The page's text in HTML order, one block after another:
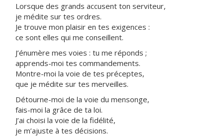
Lorsque des grands accusent ton serviteur,
je médite sur tes ordres.
Je trouve mon plaisir en tes exigences :
ce sont elles qui me conseillent.
J’énumère mes voies : tu me réponds ;
apprends-moi tes commandements.
Montre-moi la voie de tes préceptes,
que je médite sur tes merveilles.
Détourne-moi de la voie du mensonge,
fais-moi la grâce de ta loi.
J’ai choisi la voie de la fidélité,
je m’ajuste à tes décisions.